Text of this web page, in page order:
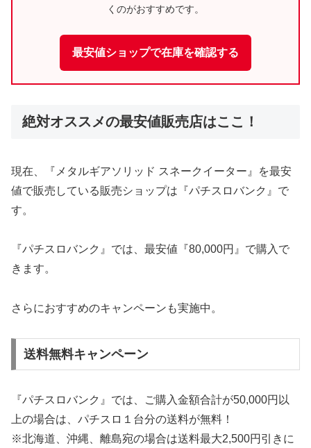
くのがおすすめです。
最安値ショップで在庫を確認する
絶対オススメの最安値販売店はここ！
現在、『メタルギアソリッド スネークイーター』を最安
値で販売している販売ショップは『パチスロバンク』で
す。
『パチスロバンク』では、最安値『80,000円』で購入で
きます。
さらにおすすめのキャンペーンも実施中。
送料無料キャンペーン
『パチスロバンク』では、ご購入金額合計が50,000円以
上の場合は、パチスロ１台分の送料が無料！
※北海道、沖縄、離島宛の場合は送料最大2,500円引きに